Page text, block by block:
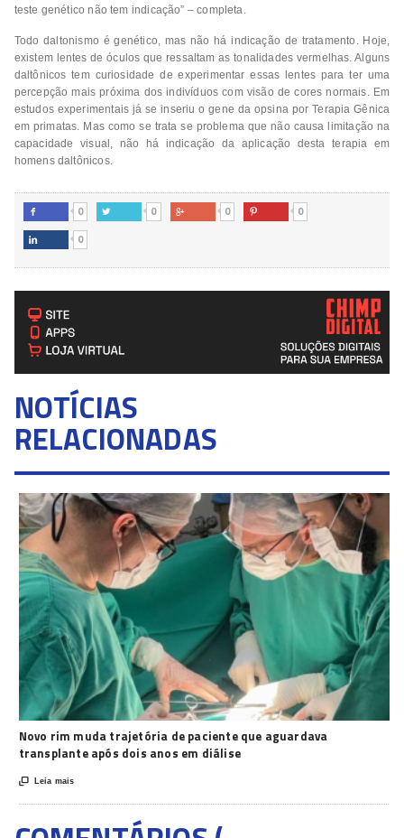
teste genético não tem indicação” – completa.
Todo daltonismo é genético, mas não há indicação de tratamento. Hoje,
existem lentes de óculos que ressaltam as tonalidades vermelhas. Alguns
daltônicos tem curiosidade de experimentar essas lentes para ter uma
percepção mais próxima dos indivíduos com visão de cores normais. Em
estudos experimentais já se inseriu o gene da opsina por Terapia Gênica
em primatas. Mas como se trata se problema que não causa limitação na
capacidade visual, não há indicação da aplicação desta terapia em
homens daltônicos.
 0  0  0  0
 0
NOTÍCIAS
RELACIONADAS
Novo rim muda trajetória de paciente que aguardava
transplante após dois anos em diálise
 Leia mais